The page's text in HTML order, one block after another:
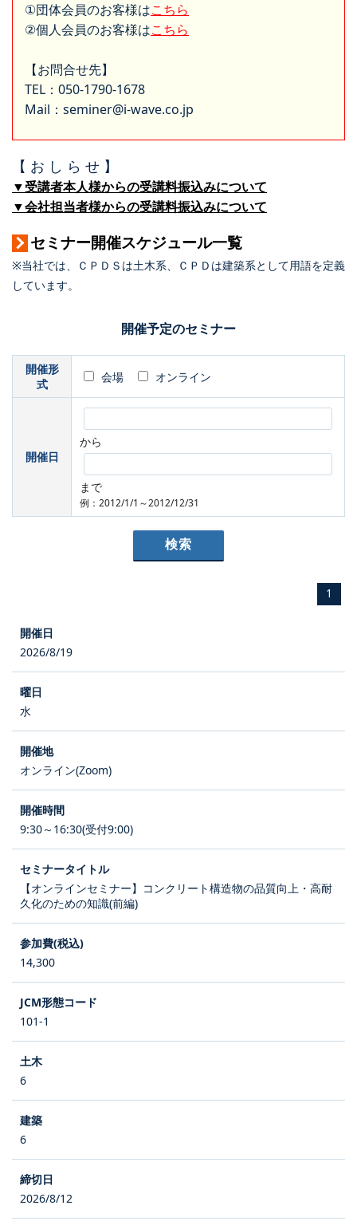
①団体会員のお客様はこちら
②個人会員のお客様はこちら
【お問合せ先】
TEL：050-1790-1678
Mail：seminer@i-wave.co.jp
【 お し ら せ 】
▼受講者本人様からの受講料振込みについて
▼会社担当者様からの受講料振込みについて
セミナー開催スケジュール一覧
※当社では、ＣＰＤＳは土木系、ＣＰＤは建築系として用語を定義
しています。
開催予定のセミナー
開催形
式
会場 オンライン
開催日
から
まで
例：2012/1/1～2012/12/31
1
2026/8/19
水
オンライン(Zoom)
9:30～16:30(受付9:00)
【オンラインセミナー】コンクリート構造物の品質向上・高耐
久化のための知識(前編)
14,300
101-1
6
6
2026/8/12